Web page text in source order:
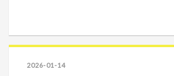
2026-01-14